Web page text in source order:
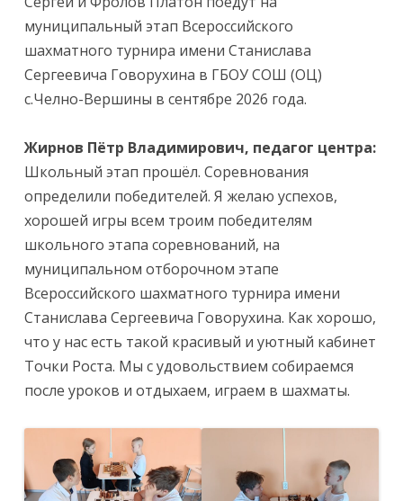
муниципальный этап Всероссийского
шахматного турнира имени Станислава
Сергеевича Говорухина в ГБОУ СОШ (ОЦ)
с.Челно-Вершины в сентябре 2026 года.
Жирнов Пётр Владимирович, педагог центра:
Школьный этап прошёл. Соревнования
определили победителей. Я желаю успехов,
хорошей игры всем троим победителям
школьного этапа соревнований, на
муниципальном отборочном этапе
Всероссийского шахматного турнира имени
Станислава Сергеевича Говорухина. Как хорошо,
что у нас есть такой красивый и уютный кабинет
Точки Роста. Мы с удовольствием собираемся
после уроков и отдыхаем, играем в шахматы.